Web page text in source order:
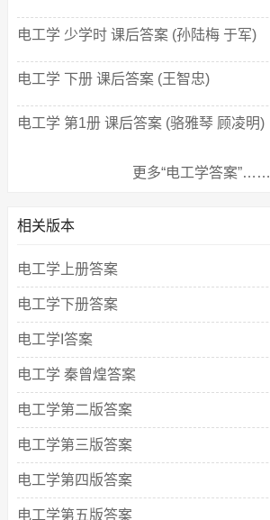
电工学 少学时 课后答案 (孙陆梅 于军)
电工学 下册 课后答案 (王智忠)
电工学 第1册 课后答案 (骆雅琴 顾凌明)
更多“电工学答案”……
相关版本
电工学上册答案
电工学下册答案
电工学I答案
电工学 秦曾煌答案
电工学第二版答案
电工学第三版答案
电工学第四版答案
电工学第五版答案